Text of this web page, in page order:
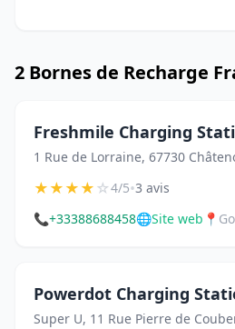
2 Bornes de Recharge
Freshmile Charging
1 Rue de Lorraine, 67730
★★★★☆4/5•3 avis
📞+33388688458🌐Site web 📍
Powerdot Charging
Super U, 11 Rue Pierre de